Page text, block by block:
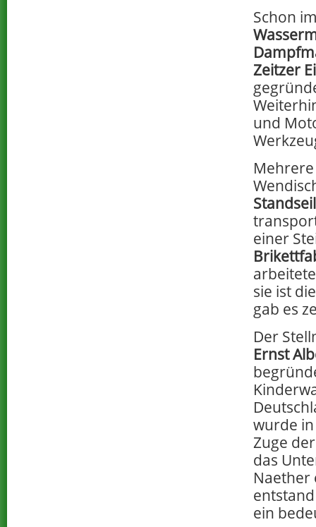
Schon
Zeitzer
und
einer
sie ist
gab es
Der
Ernst
wurde
Zuge
das
Naether
ein